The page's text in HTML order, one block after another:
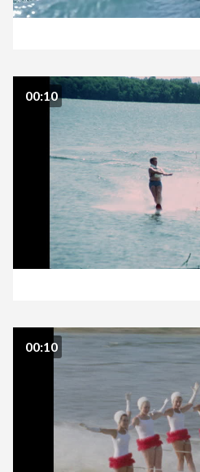
00:10
00:10